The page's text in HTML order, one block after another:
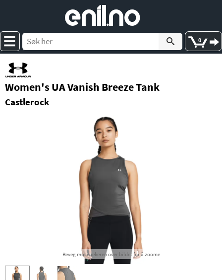
enil no
0
Women's UA Vanish Breeze Tank
Castlerock
Beveg musepekeren over bildet for å zoome